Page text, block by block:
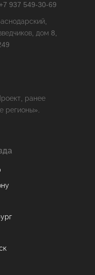
937 549-30-69
дом 8,
ранее
регионы».